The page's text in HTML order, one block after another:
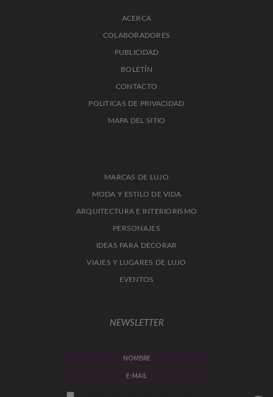
ACERCA
COLABORADORES
PUBLICIDAD
BOLETÍN
CONTACTO
POLITICAS DE PRIVACIDAD
MAPA DEL SITIO
MARCAS DE LUJO
MODA Y ESTILO DE VIDA
ARQUITECTURA E INTERIORISMO
PERSONAJES
IDEAS PARA DECORAR
VIAJES Y LUGARES DE LUJO
EVENTOS
NEWSLETTER